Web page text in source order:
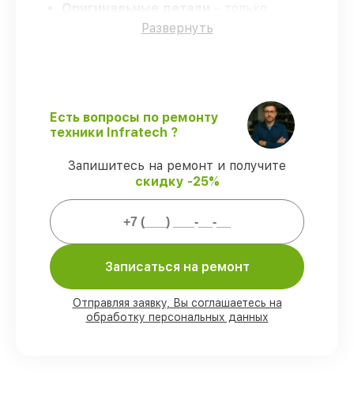
Оригинальные детали
подлинные комплектующие.
ночного видения 404 Х, согласованные с
клиентом.
Гарантийное обслуживание –
гарантийное сопровождение после
Мы гарантируем:
работ в присутствии заказчика
90%комплектующих для прицелов
ночного видения имеются в наличии или
доступны для быстрой доставки
Развернуть
Есть вопросы по ремонту
техники Infratech ?
Запишитесь на ремонт и получите
скидку -25%
Записаться на ремонт
Отправляя заявку, Вы соглашаетесь на
обработку персональных данных